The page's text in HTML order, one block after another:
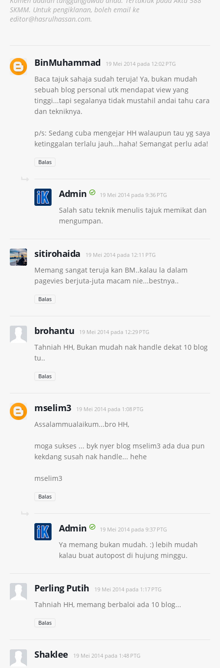
SKMM. Untuk pengiklanan, boleh email ke
editor@hasrulhassan.com.
BinMuhammad 19 Mei 2014 pada 12:02 PTG
Baca tajuk sahaja sudah teruja! Ya, bukan mudah
sebuah blog personal utk mendapat view yang
tinggi...tapi segalanya tidak mustahil andai tahu cara
dan tekniknya.
p/s: Sedang cuba mengejar HH walaupun tau yg saya
ketinggalan terlalu jauh...haha! Semangat perlu ada!
Balas
Admin 19 Mei 2014 pada 9:36 PTG
Salah satu teknik menulis tajuk memikat dan
mengumpan.
sitirohaida 19 Mei 2014 pada 12:11 PTG
Memang sangat teruja kan BM..kalau la dalam
pagevies berjuta-juta macam nie...bestnya..
Balas
brohantu 19 Mei 2014 pada 12:29 PTG
Tahniah HH, Bukan mudah nak handle dekat 10 blog
tu..
Balas
mselim3 19 Mei 2014 pada 1:08 PTG
Assalammualaikum...bro HH,
moga sukses ... byk nyer blog mselim3 ada dua pun
kekdang susah nak handle... hehe
mselim3
Balas
Admin 19 Mei 2014 pada 9:37 PTG
Ya memang bukan mudah. :) lebih mudah
kalau buat autopost di hujung minggu.
Perling Putih 19 Mei 2014 pada 1:17 PTG
Tahniah HH, memang berbaloi ada 10 blog...
Balas
Shaklee 19 Mei 2014 pada 1:48 PTG